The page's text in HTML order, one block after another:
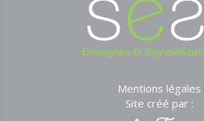
Mentions légales
Site créé par :